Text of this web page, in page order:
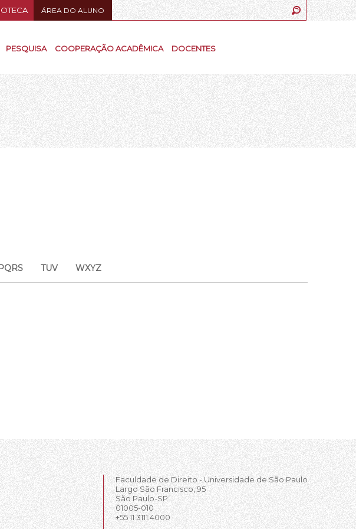
ÁREA DO ALUNO
PESQUISA COOPERAÇÃO ACADÊMICA DOCENTES
TUV WXYZ
Faculdade de Direito - Universidade de São Paulo
Largo São Francisco, 95
São Paulo-SP
01005-010
+55 11 3111.4000